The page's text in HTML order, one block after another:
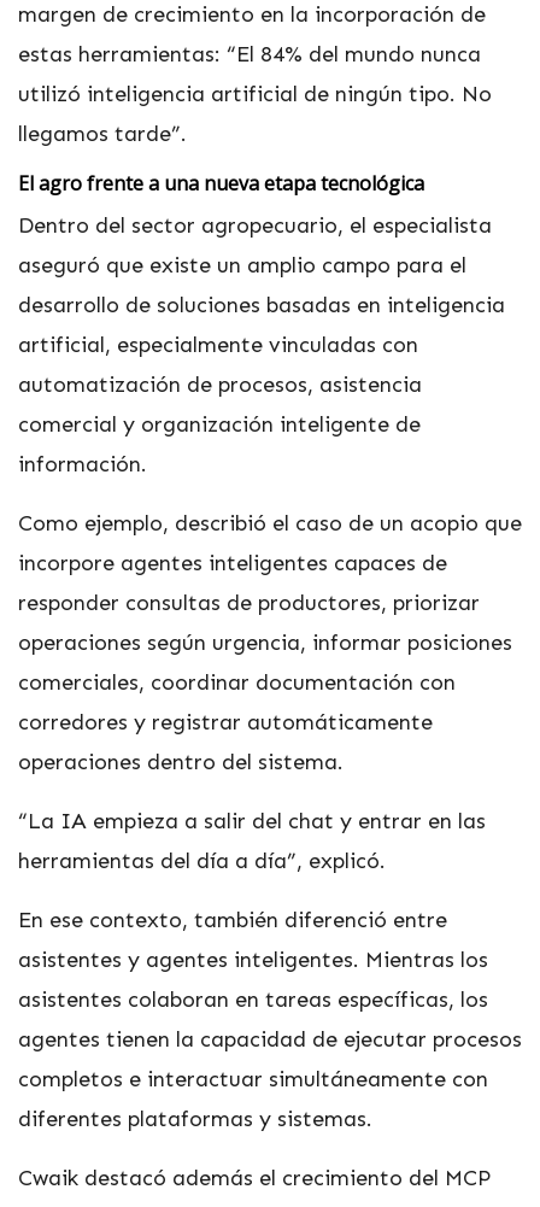
margen de crecimiento en la incorporación de
estas herramientas: “El 84% del mundo nunca
utilizó inteligencia artificial de ningún tipo. No
llegamos tarde”.
El agro frente a una nueva etapa tecnológica
Dentro del sector agropecuario, el especialista
aseguró que existe un amplio campo para el
desarrollo de soluciones basadas en inteligencia
artificial, especialmente vinculadas con
automatización de procesos, asistencia
comercial y organización inteligente de
información.
Como ejemplo, describió el caso de un acopio que
incorpore agentes inteligentes capaces de
responder consultas de productores, priorizar
operaciones según urgencia, informar posiciones
comerciales, coordinar documentación con
corredores y registrar automáticamente
operaciones dentro del sistema.
“La IA empieza a salir del chat y entrar en las
herramientas del día a día”, explicó.
En ese contexto, también diferenció entre
asistentes y agentes inteligentes. Mientras los
asistentes colaboran en tareas específicas, los
agentes tienen la capacidad de ejecutar procesos
completos e interactuar simultáneamente con
diferentes plataformas y sistemas.
Cwaik destacó además el crecimiento del MCP